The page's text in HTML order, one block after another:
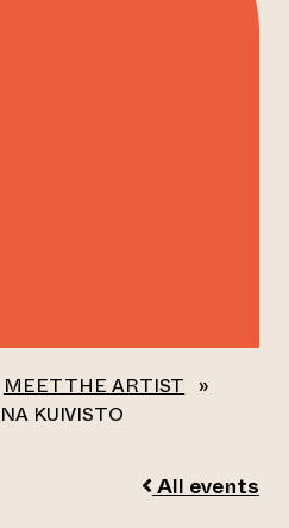
MEET THE ARTIST »
KUIVISTO
All events